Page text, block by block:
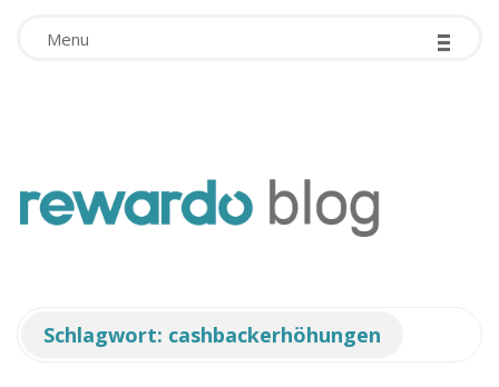
Menu
-
-
-
r
w
Schlagwort: cashbackerhöhungen